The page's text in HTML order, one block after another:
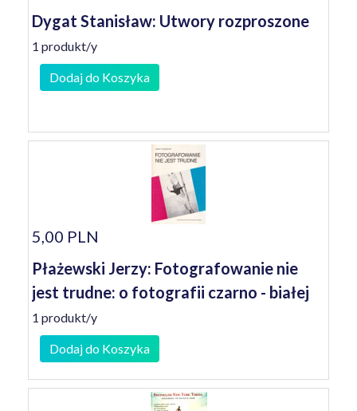
Dygat Stanisław: Utwory rozproszone
1 produkt/y
Dodaj do Koszyka
5,00 PLN
Płażewski Jerzy: Fotografowanie nie
jest trudne: o fotografii czarno - białej
1 produkt/y
Dodaj do Koszyka